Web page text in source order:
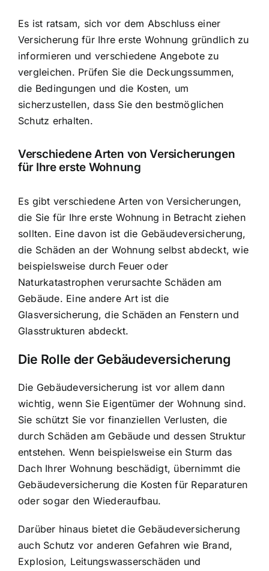
Es ist ratsam, sich vor dem Abschluss einer
Versicherung für Ihre erste Wohnung gründlich zu
informieren und verschiedene Angebote zu
vergleichen. Prüfen Sie die Deckungssummen,
die Bedingungen und die Kosten, um
sicherzustellen, dass Sie den bestmöglichen
Schutz erhalten.
Verschiedene Arten von Versicherungen
für Ihre erste Wohnung
Es gibt verschiedene Arten von Versicherungen,
die Sie für Ihre erste Wohnung in Betracht ziehen
sollten. Eine davon ist die Gebäudeversicherung,
die Schäden an der Wohnung selbst abdeckt, wie
beispielsweise durch Feuer oder
Naturkatastrophen verursachte Schäden am
Gebäude. Eine andere Art ist die
Glasversicherung, die Schäden an Fenstern und
Glasstrukturen abdeckt.
Die Rolle der Gebäudeversicherung
Die Gebäudeversicherung ist vor allem dann
wichtig, wenn Sie Eigentümer der Wohnung sind.
Sie schützt Sie vor finanziellen Verlusten, die
durch Schäden am Gebäude und dessen Struktur
entstehen. Wenn beispielsweise ein Sturm das
Dach Ihrer Wohnung beschädigt, übernimmt die
Gebäudeversicherung die Kosten für Reparaturen
oder sogar den Wiederaufbau.
Darüber hinaus bietet die Gebäudeversicherung
auch Schutz vor anderen Gefahren wie Brand,
Explosion, Leitungswasserschäden und